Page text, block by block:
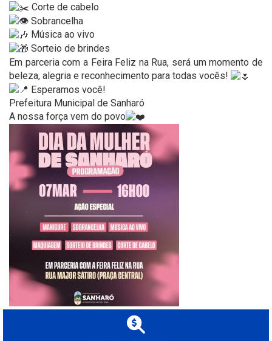
Corte de cabelo
Sobrancelha
Música ao vivo
Sorteio de brindes
Em parceria com a Feira Feliz na Rua, será um momento de
beleza, alegria e reconhecimento para todas vocês!
Esperamos você!
Prefeitura Municipal de Sanharó
A nossa força vem do povo